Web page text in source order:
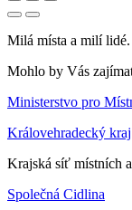
Milá místa a milí
Mohlo by Vás
Ministerstvo pro
Královehradecký kraj
Krajská síť místních
Společná Cidlina